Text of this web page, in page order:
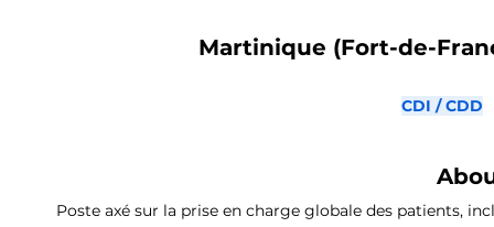
Martinique (Fort-de-
CDI / CDD
Poste axé sur la prise en charge globale des patients,